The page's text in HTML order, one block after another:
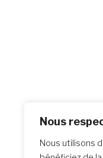
Nous
Nous utilisons